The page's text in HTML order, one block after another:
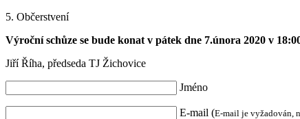
5. Občerstvení
Výroční schůze se bude konat v pátek dne 7.února 2020 v
Jiří Říha, předseda TJ Žichovice
Jméno
E-mail (E-mail je vyžadován,